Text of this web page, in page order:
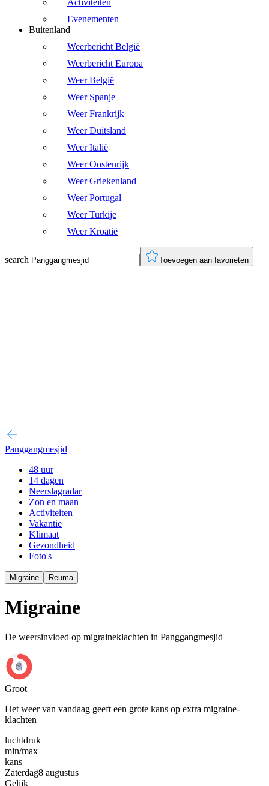
Activiteiten
Evenementen
Buitenland
Weerbericht België
Weerbericht Europa
Weer België
Weer Spanje
Weer Frankrijk
Weer Duitsland
Weer Italië
Weer Oostenrijk
Weer Griekenland
Weer Portugal
Weer Turkije
Weer Kroatië
search Toevoegen aan favorieten
Panggangmesjid
48 uur
14 dagen
Neerslagradar
Zon en maan
Activiteiten
Vakantie
Klimaat
Gezondheid
Foto's
Migraine Reuma
Migraine
De weersinvloed op migraineklachten in Panggangmesjid
Groot
Het weer van vandaag geeft een grote kans op extra migraine-
klachten
luchtdruk
min/max
kans
Zaterdag8 augustus
Gelijk